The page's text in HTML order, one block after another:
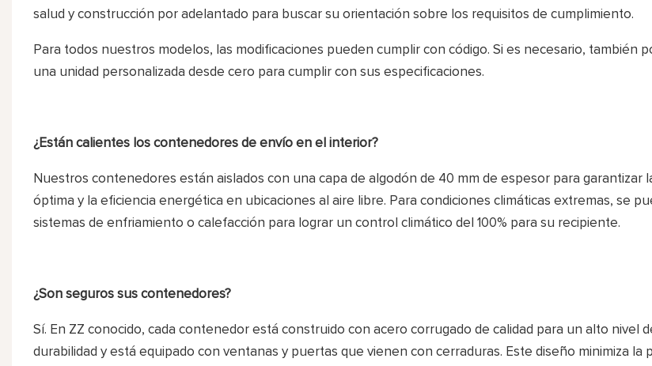
salud y construcción por adelantado para buscar su orientación sobre los requisitos de cumplimiento.
Para todos nuestros modelos, las modificaciones pueden cumplir con código. Si es necesario, también
una unidad personalizada desde cero para cumplir con sus especificaciones.
¿Están calientes los contenedores de envío en el interior?
Nuestros contenedores están aislados con una capa de algodón de 40 mm de espesor para garantizar
óptima y la eficiencia energética en ubicaciones al aire libre. Para condiciones climáticas extremas, se
sistemas de enfriamiento o calefacción para lograr un control climático del 100% para su recipiente.
¿Son seguros sus contenedores?
Sí. En ZZ conocido, cada contenedor está construido con acero corrugado de calidad para un alto nivel
durabilidad y está equipado con ventanas y puertas que vienen con cerraduras. Este diseño minimiza la